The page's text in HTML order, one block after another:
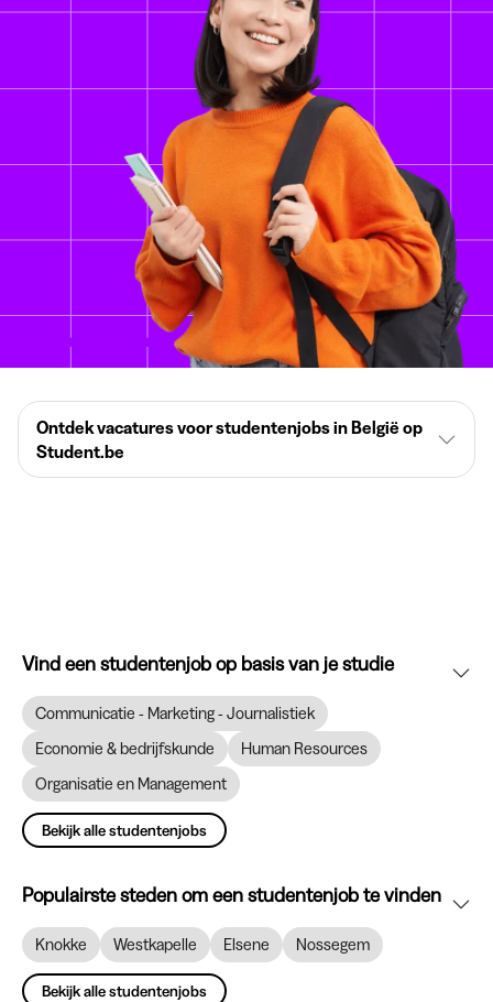
Ontdek vacatures voor studentenjobs in België op
Student.be
Vind een studentenjob op basis van je studie
Communicatie - Marketing - Journalistiek
Economie & bedrijfskunde
Human Resources
Organisatie en Management
Bekijk alle studentenjobs
Populairste steden om een studentenjob te vinden
Knokke Westkapelle Elsene Nossegem
Bekijk alle studentenjobs